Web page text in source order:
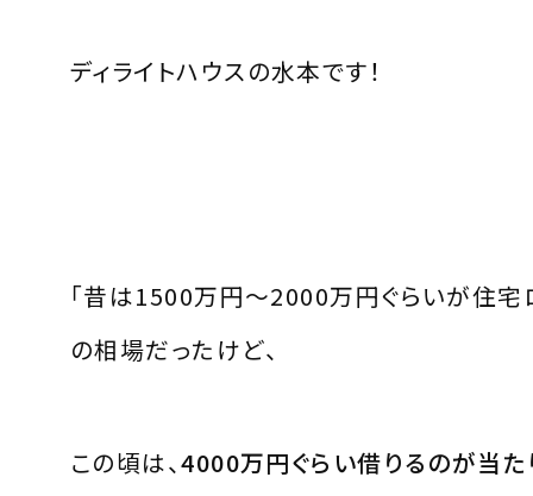
ディライトハウスの水本です！
「昔は1500万円～2000万円ぐらいが住宅
の相場だったけど、
この頃は、4000万円ぐらい借りるのが当